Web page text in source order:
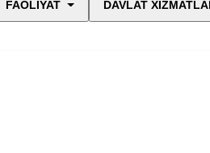
FAOLIYAT DAVLAT